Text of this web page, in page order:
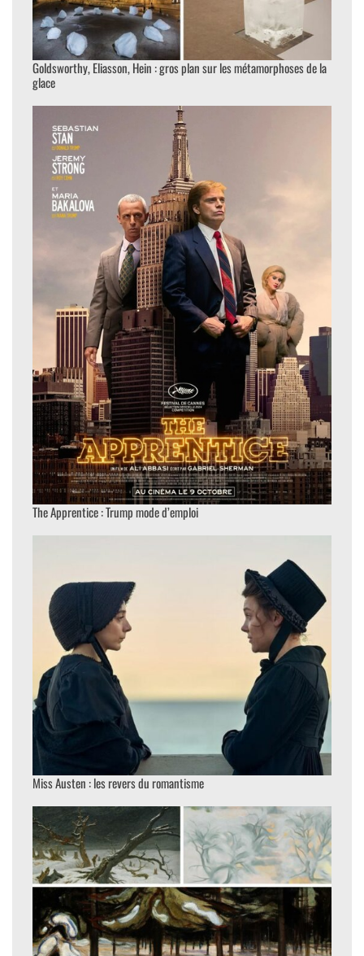
Goldsworthy, Eliasson, Hein : gros plan sur les métamorphoses de la
glace
The Apprentice : Trump mode d’emploi
Miss Austen : les revers du romantisme